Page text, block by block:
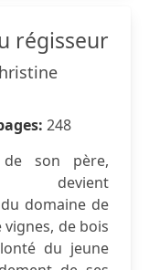
régisseur
248
son père,
devient
domaine de
de bois
du jeune